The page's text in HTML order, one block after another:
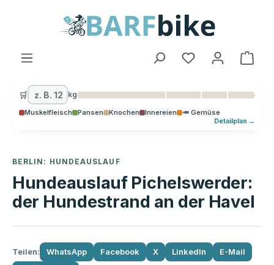
🛒 kg
Muskelfleisch Pansen Knochen Innereien 🥕 Gemüse
Detailplan →
BERLIN: HUNDEAUSLAUF
Hundeauslauf Pichelswerder:
der Hundestrand an der Havel
Teilen: WhatsApp Facebook X LinkedIn
E-Mail